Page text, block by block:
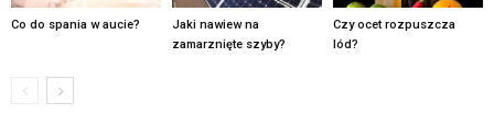
Co do spania w aucie?
Jaki nawiew na
zamarznięte szyby?
Czy ocet rozpuszcza
lód?